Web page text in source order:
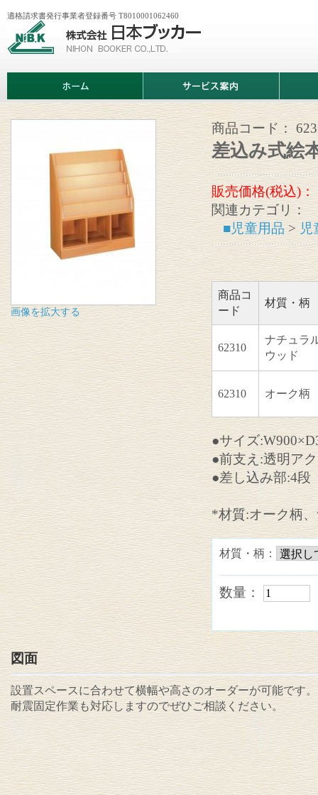
会
日
ッ
カ
適格請求書発行事業者登録番号 T8010001062460
ム
ビ
案
情
画像を拡大する
商品コード：
差込み式絵
販売価格(税込)：
関連カテゴリ：
■児童用品 > 児
商品コ
ード
材質・柄
62310
ナチュラ
ウッド
62310 オーク柄
●サイズ
●前支え:透明ア
●差し込み部:4段
*材質:オーク柄
材質・柄：
数量：
図面
設置スペースに合わせて横幅や高さのオーダーが可能です。
耐震固定作業も対応しますのでぜひご相談ください。